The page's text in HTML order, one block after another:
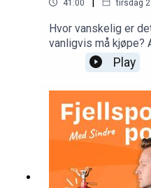
41:00 tirsdag
Hvor vanskelig er
vanligvis må kjøpe?
3D-printing og tar
Play